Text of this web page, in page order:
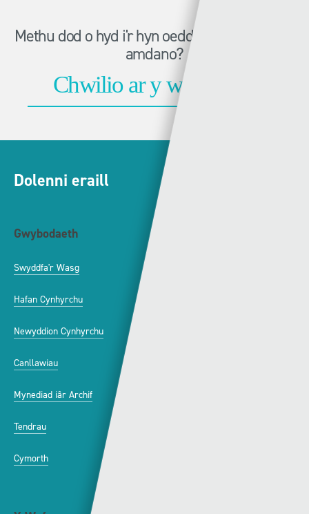
Methu dod o hyd i'r hyn oeddech chi'n chwilio
amdano?
Dolenni eraill
Gwybodaeth
Swyddfa'r Wasg
Hafan Cynhyrchu
Newyddion Cynhyrchu
Canllawiau
Mynediad iâr Archif
Tendrau
Cymorth